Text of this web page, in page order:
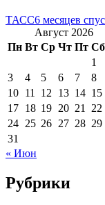
ТАСС6 месяцев
Август 2026
Пн Вт Ср Чт Пт Сб
1
3
4 5 6 7 8
10 11 12 13 14 15
17 18 19 20 21 22
24 25 26 27 28 29
31
« Июн
Рубрики